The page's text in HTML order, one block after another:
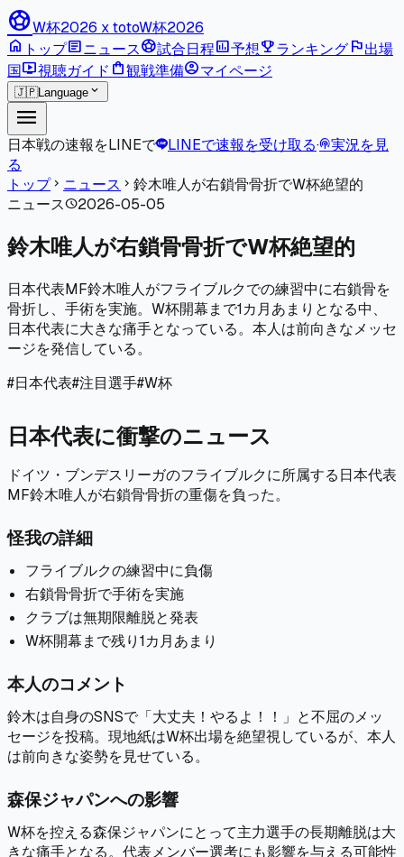
sports_soccerW杯2026 x totoW杯2026
home トップarticleニュースsports_soccer試合日程poll予想emoji_eventsランキングflag出場
国live_tv視聴ガイド shopping_bag観戦準備account_circleマイページ
🇯🇵Language expand_more
menu
日本戦の速報をLINEで LINEで速報を受け取る·podcasts実況を見
る
トップchevron_right ニュース chevron_right 鈴木唯人が右鎖骨骨折でW杯絶望的
ニュースschedule2026-05-05
鈴木唯人が右鎖骨骨折でW杯絶望的
日本代表MF鈴木唯人がフライブルクでの練習中に右鎖骨を
骨折し、手術を実施。W杯開幕まで1カ月あまりとなる中、
日本代表に大きな痛手となっている。本人は前向きなメッセ
ージを発信している。
#日本代表#注目選手#W杯
日本代表に衝撃のニュース
ドイツ・ブンデスリーガのフライブルクに所属する日本代表
MF鈴木唯人が右鎖骨骨折の重傷を負った。
怪我の詳細
フライブルクの練習中に負傷
右鎖骨骨折で手術を実施
クラブは無期限離脱と発表
W杯開幕まで残り1カ月あまり
本人のコメント
鈴木は自身のSNSで「大丈夫！やるよ！！」と不屈のメッ
セージを投稿。現地紙はW杯出場を絶望視しているが、本人
は前向きな姿勢を見せている。
森保ジャパンへの影響
W杯を控える森保ジャパンにとって主力選手の長期離脱は大
きな痛手となる。代表メンバー選考にも影響を与える可能性